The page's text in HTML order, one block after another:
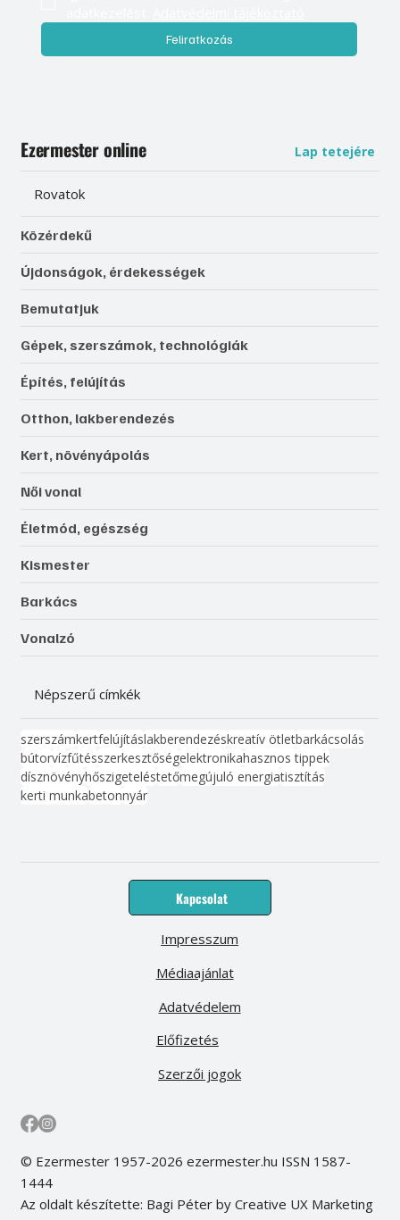
Feliratkozás
Ezermester online Lap tetejére
Rovatok
Közérdekű
Újdonságok, érdekességek
Bemutatjuk
Gépek, szerszámok, technológiák
Építés, felújítás
Otthon, lakberendezés
Kert, növényápolás
Női vonal
Életmód, egészség
Kismester
Barkács
Vonalzó
Népszerű címkék
szerszámkertfelújításlakberendezéskreatív ötletbarkácsolás
bútorvízfűtésszerkesztőségelektronikahasznos tippek
dísznövényhőszigeteléstetőmegújuló energiatisztítás
kerti munkabetonnyár
Kapcsolat
Médiaajánlat
Előfizetés
Impresszum
Adatvédelem
Szerzői jogok
© Ezermester 1957-2026 ezermester.hu ISSN 1587-
1444
Az oldalt készítette: Bagi Péter by Creative UX Marketing